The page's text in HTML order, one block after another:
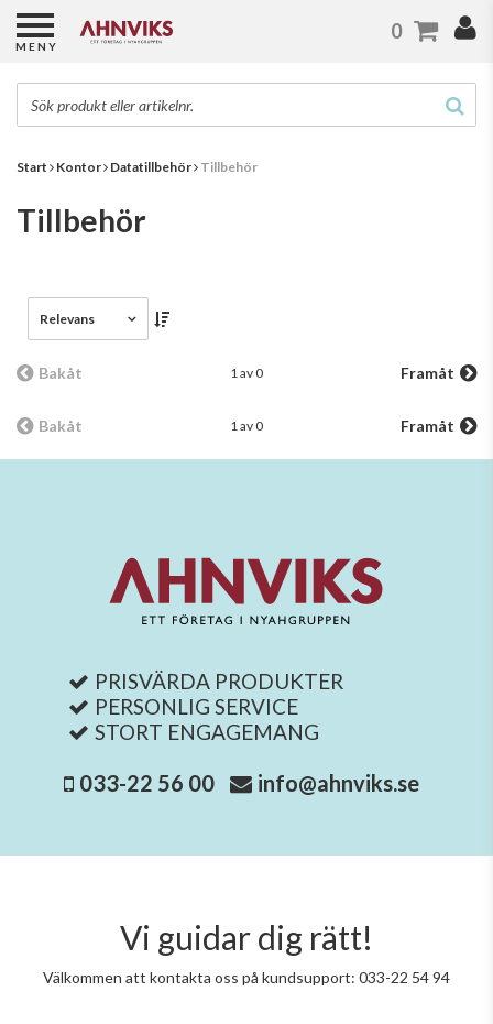
Start Kontor Datatillbehör Tillbehör
Tillbehör
Relevans
Bakåt 1 av 0 Framåt
Bakåt 1 av 0 Framåt
PRISVÄRDA PRODUKTER
PERSONLIG SERVICE
STORT ENGAGEMANG
033-22 56 00 info@ahnviks.se
Vi guidar dig rätt!
Välkommen att kontakta oss på kundsupport: 033-22 54 94
MENY
0